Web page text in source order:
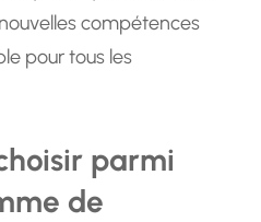
compétences
pour tous les
parmi
de